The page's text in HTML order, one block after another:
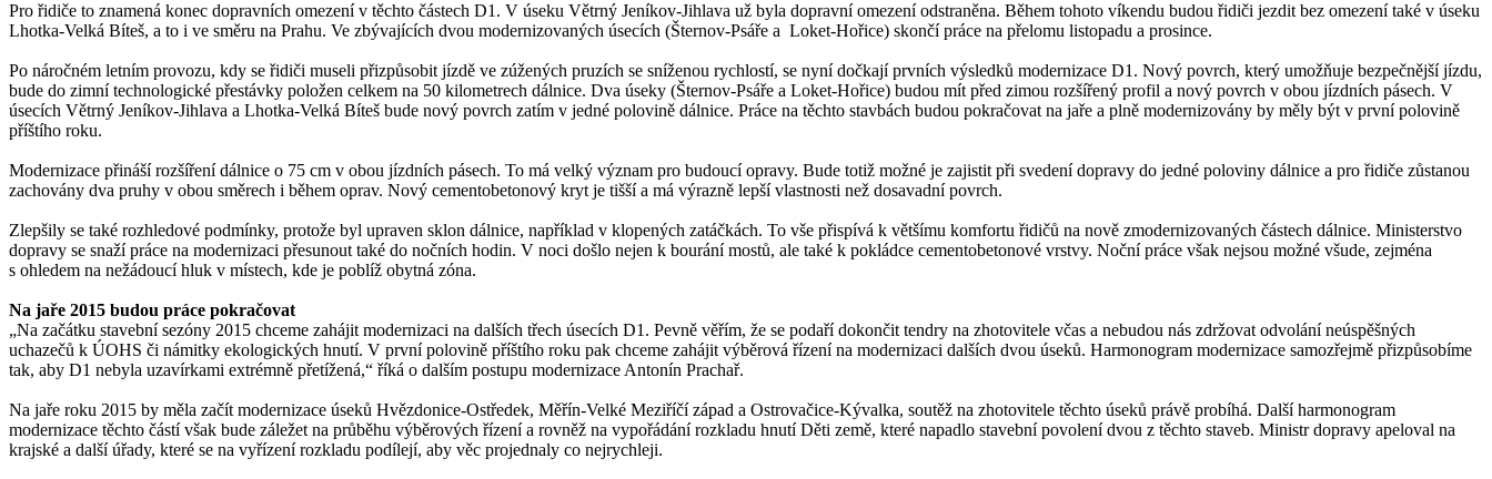
Pro řidiče to znamená konec dopravních omezení v těchto částech D1. V úseku Větrný Jeníkov-Jihlava už byla dopravní omezení odstraněna. Během tohoto víkendu budou řidiči jezdit bez omezení také v úseku
Lhotka-Velká Bíteš, a to i ve směru na Prahu. Ve zbývajících dvou modernizovaných úsecích (Šternov-Psáře a Loket-Hořice) skončí práce na přelomu listopadu a prosince.
Po náročném letním provozu, kdy se řidiči museli přizpůsobit jízdě ve zúžených pruzích se sníženou rychlostí, se nyní dočkají prvních výsledků modernizace D1. Nový povrch, který umožňuje bezpečnější jízdu,
bude do zimní technologické přestávky položen celkem na 50 kilometrech dálnice. Dva úseky (Šternov-Psáře a Loket-Hořice) budou mít před zimou rozšířený profil a nový povrch v obou jízdních pásech. V
úsecích Větrný Jeníkov-Jihlava a Lhotka-Velká Bíteš bude nový povrch zatím v jedné polovině dálnice. Práce na těchto stavbách budou pokračovat na jaře a plně modernizovány by měly být v první polovině
příštího roku.
Modernizace přináší rozšíření dálnice o 75 cm v obou jízdních pásech. To má velký význam pro budoucí opravy. Bude totiž možné je zajistit při svedení dopravy do jedné poloviny dálnice a pro řidiče zůstanou
zachovány dva pruhy v obou směrech i během oprav. Nový cementobetonový kryt je tišší a má výrazně lepší vlastnosti než dosavadní povrch.
Zlepšily se také rozhledové podmínky, protože byl upraven sklon dálnice, například v klopených zatáčkách. To vše přispívá k většímu komfortu řidičů na nově zmodernizovaných částech dálnice. Ministerstvo
dopravy se snaží práce na modernizaci přesunout také do nočních hodin. V noci došlo nejen k bourání mostů, ale také k pokládce cementobetonové vrstvy. Noční práce však nejsou možné všude, zejména
s ohledem na nežádoucí hluk v místech, kde je poblíž obytná zóna.
Na jaře 2015 budou práce pokračovat
„Na začátku stavební sezóny 2015 chceme zahájit modernizaci na dalších třech úsecích D1. Pevně věřím, že se podaří dokončit tendry na zhotovitele včas a nebudou nás zdržovat odvolání neúspěšných
uchazečů k ÚOHS či námitky ekologických hnutí. V první polovině příštího roku pak chceme zahájit výběrová řízení na modernizaci dalších dvou úseků. Harmonogram modernizace samozřejmě přizpůsobíme
tak, aby D1 nebyla uzavírkami extrémně přetížená,“ říká o dalším postupu modernizace Antonín Prachař.
Na jaře roku 2015 by měla začít modernizace úseků Hvězdonice-Ostředek, Měřín-Velké Meziříčí západ a Ostrovačice-Kývalka, soutěž na zhotovitele těchto úseků právě probíhá. Další harmonogram
modernizace těchto částí však bude záležet na průběhu výběrových řízení a rovněž na vypořádání rozkladu hnutí Děti země, které napadlo stavební povolení dvou z těchto staveb. Ministr dopravy apeloval na
krajské a další úřady, které se na vyřízení rozkladu podílejí, aby věc projednaly co nejrychleji.